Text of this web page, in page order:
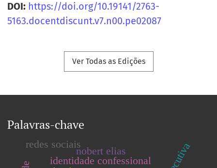
DOI: https://doi.org/10.19141/2763-
5163.docentdiscunt.v7.n00.pe02087
Ver Todas as Edições
Palavras-chave
identidade confessional
nobert elias
redes sociais